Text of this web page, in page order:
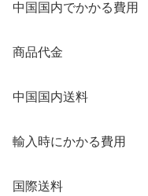
中国国内でかかる費用
商品代金
中国国内送料
輸入時にかかる費用
国際送料